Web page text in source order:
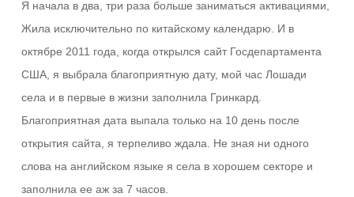
Я начала в два, три раза больше заниматься активациями,
Жила исключительно по китайскому календарю. И в
октябре 2011 года, когда открылся сайт Госдепартамента
США, я выбрала благоприятную дату, мой час Лошади
села и в первые в жизни заполнила Гринкард.
Благоприятная дата выпала только на 10 день после
открытия сайта, я терпеливо ждала. Не зная ни одного
слова на английском языке я села в хорошем секторе и
заполнила ее аж за 7 часов.